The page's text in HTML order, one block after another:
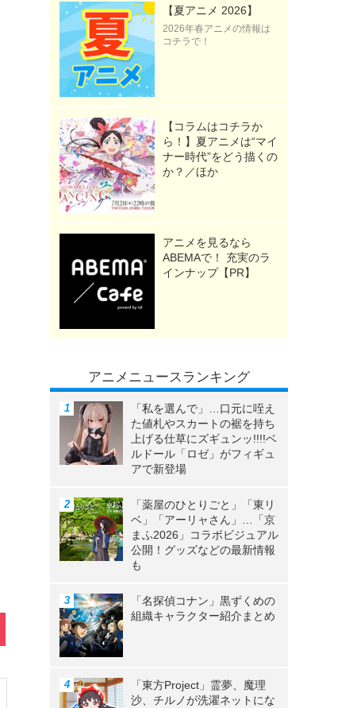
【夏アニメ 2026】
2026年春アニメの情報は
コチラで！
【コラムはコチラか
ら！】夏アニメは“マイ
ナー時代”をどう描くの
か？／ほか
アニメを見るなら
ABEMAで！ 充実のラ
インナップ【PR】
アニメニュースランキング
「私を選んで」…口元に咥え
た値札やスカートの裾を持ち
上げる仕草にズギュンッ!!!!ベ
ルドール「ロゼ」がフィギュ
アで新登場
「薬屋のひとりごと」「東リ
ベ」「アーリャさん」…「京
まふ2026」コラボビジュアル
公開！グッズなどの最新情報
も
「名探偵コナン」黒ずくめの
組織キャラクター紹介まとめ
「東方Project」霊夢、魔理
沙、チルノが洗濯ネットにな